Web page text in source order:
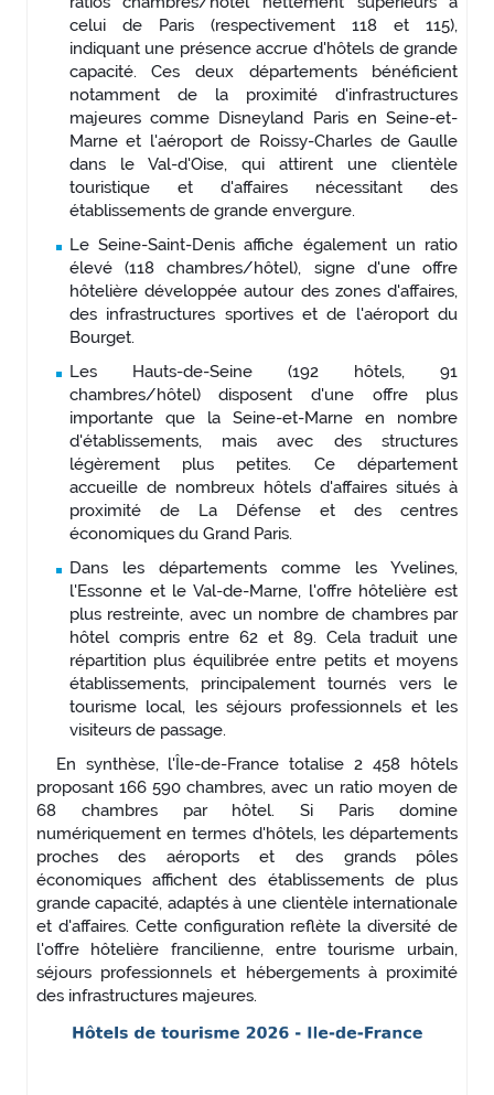
celui de Paris (respectivement 118 et 115),
indiquant une présence accrue d'hôtels de grande
capacité. Ces deux départements bénéficient
notamment de la proximité d'infrastructures
majeures comme Disneyland Paris en Seine-et-
Marne et l'aéroport de Roissy-Charles de Gaulle
dans le Val-d'Oise, qui attirent une clientèle
touristique et d'affaires nécessitant des
établissements de grande envergure.
Le Seine-Saint-Denis affiche également un ratio
élevé (118 chambres/hôtel), signe d'une offre
hôtelière développée autour des zones d'affaires,
des infrastructures sportives et de l'aéroport du
Bourget.
Les Hauts-de-Seine (192 hôtels, 91
chambres/hôtel) disposent d'une offre plus
importante que la Seine-et-Marne en nombre
d'établissements, mais avec des structures
légèrement plus petites. Ce département
accueille de nombreux hôtels d'affaires situés à
proximité de La Défense et des centres
économiques du Grand Paris.
Dans les départements comme les Yvelines,
l'Essonne et le Val-de-Marne, l'offre hôtelière est
plus restreinte, avec un nombre de chambres par
hôtel compris entre 62 et 89. Cela traduit une
répartition plus équilibrée entre petits et moyens
établissements, principalement tournés vers le
tourisme local, les séjours professionnels et les
visiteurs de passage.
En synthèse, l'Île-de-France totalise 2 458 hôtels
proposant 166 590 chambres, avec un ratio moyen de
68 chambres par hôtel. Si Paris domine
numériquement en termes d'hôtels, les départements
proches des aéroports et des grands pôles
économiques affichent des établissements de plus
grande capacité, adaptés à une clientèle internationale
et d'affaires. Cette configuration reflète la diversité de
l'offre hôtelière francilienne, entre tourisme urbain,
séjours professionnels et hébergements à proximité
des infrastructures majeures.